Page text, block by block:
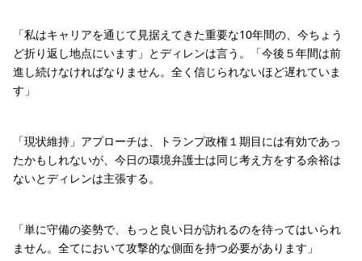
「私はキャリアを通じて見据えてきた重要な10年間の、今ちょう
ど折り返し地点にいます」とディレンは言う。「今後５年間は前
進し続けなければなりません。全く信じられないほど遅れていま
す」
「現状維持」アプローチは、トランプ政権１期目には有効であっ
たかもしれないが、今日の環境弁護士は同じ考え方をする余裕は
ないとディレンは主張する。
「単に守備の姿勢で、もっと良い日が訪れるのを待ってはいられ
ません。全てにおいて攻撃的な側面を持つ必要があります」